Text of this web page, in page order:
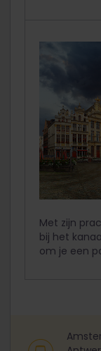
Met zijn
bij het
om je een